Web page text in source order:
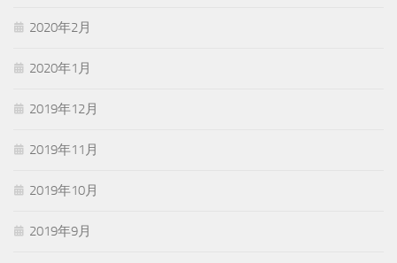
2020年2月
2020年1月
2019年12月
2019年11月
2019年10月
2019年9月